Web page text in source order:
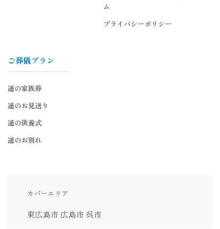
ム
プライバシーポリシー
ご葬儀プラン
遥の家族葬
遥のお見送り
遥の供養式
遥のお別れ
カバーエリア
東広島市 広島市 呉市